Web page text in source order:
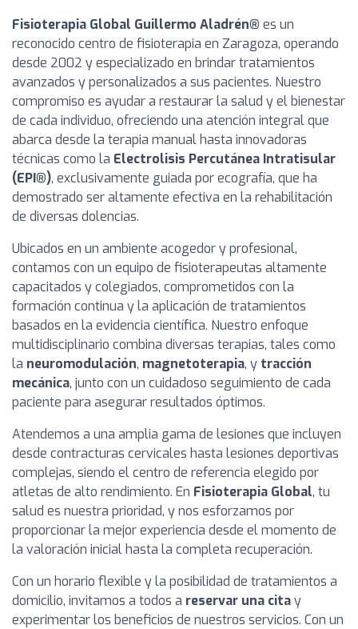
Fisioterapia Global Guillermo Aladrén® es un
reconocido centro de fisioterapia en Zaragoza, operando
desde 2002 y especializado en brindar tratamientos
avanzados y personalizados a sus pacientes. Nuestro
compromiso es ayudar a restaurar la salud y el bienestar
de cada individuo, ofreciendo una atención integral que
abarca desde la terapia manual hasta innovadoras
técnicas como la Electrolisis Percutánea Intratisular
(EPI®), exclusivamente guiada por ecografía, que ha
demostrado ser altamente efectiva en la rehabilitación
de diversas dolencias.
Ubicados en un ambiente acogedor y profesional,
contamos con un equipo de fisioterapeutas altamente
capacitados y colegiados, comprometidos con la
formación continua y la aplicación de tratamientos
basados en la evidencia científica. Nuestro enfoque
multidisciplinario combina diversas terapias, tales como
la neuromodulación, magnetoterapia, y tracción
mecánica, junto con un cuidadoso seguimiento de cada
paciente para asegurar resultados óptimos.
Atendemos a una amplia gama de lesiones que incluyen
desde contracturas cervicales hasta lesiones deportivas
complejas, siendo el centro de referencia elegido por
atletas de alto rendimiento. En Fisioterapia Global, tu
salud es nuestra prioridad, y nos esforzamos por
proporcionar la mejor experiencia desde el momento de
la valoración inicial hasta la completa recuperación.
Con un horario flexible y la posibilidad de tratamientos a
domicilio, invitamos a todos a reservar una citay
experimentar los beneficios de nuestros servicios. Con un